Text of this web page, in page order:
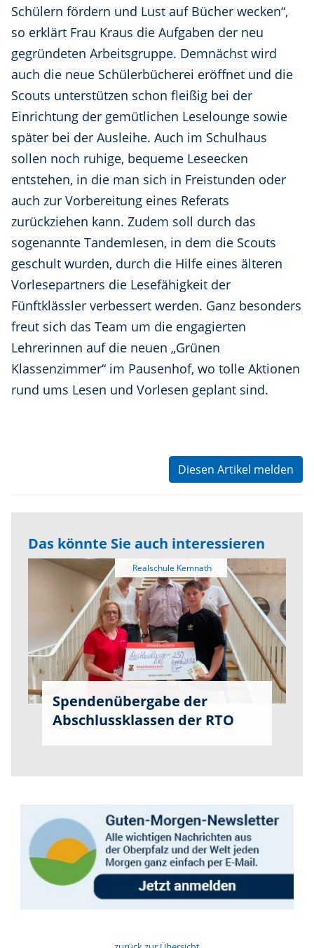
Schülern fördern und Lust auf Bücher wecken“,
so erklärt Frau Kraus die Aufgaben der neu
gegründeten Arbeitsgruppe. Demnächst wird
auch die neue Schülerbücherei eröffnet und die
Scouts unterstützen schon fleißig bei der
Einrichtung der gemütlichen Leselounge sowie
später bei der Ausleihe. Auch im Schulhaus
sollen noch ruhige, bequeme Leseecken
entstehen, in die man sich in Freistunden oder
auch zur Vorbereitung eines Referats
zurückziehen kann. Zudem soll durch das
sogenannte Tandemlesen, in dem die Scouts
geschult wurden, durch die Hilfe eines älteren
Vorlesepartners die Lesefähigkeit der
Fünftklässler verbessert werden. Ganz besonders
freut sich das Team um die engagierten
Lehrerinnen auf die neuen „Grünen
Klassenzimmer“ im Pausenhof, wo tolle Aktionen
rund ums Lesen und Vorlesen geplant sind.
Diesen Artikel melden
Das könnte Sie auch interessieren
Spendenübergabe der
Abschlussklassen der RTO